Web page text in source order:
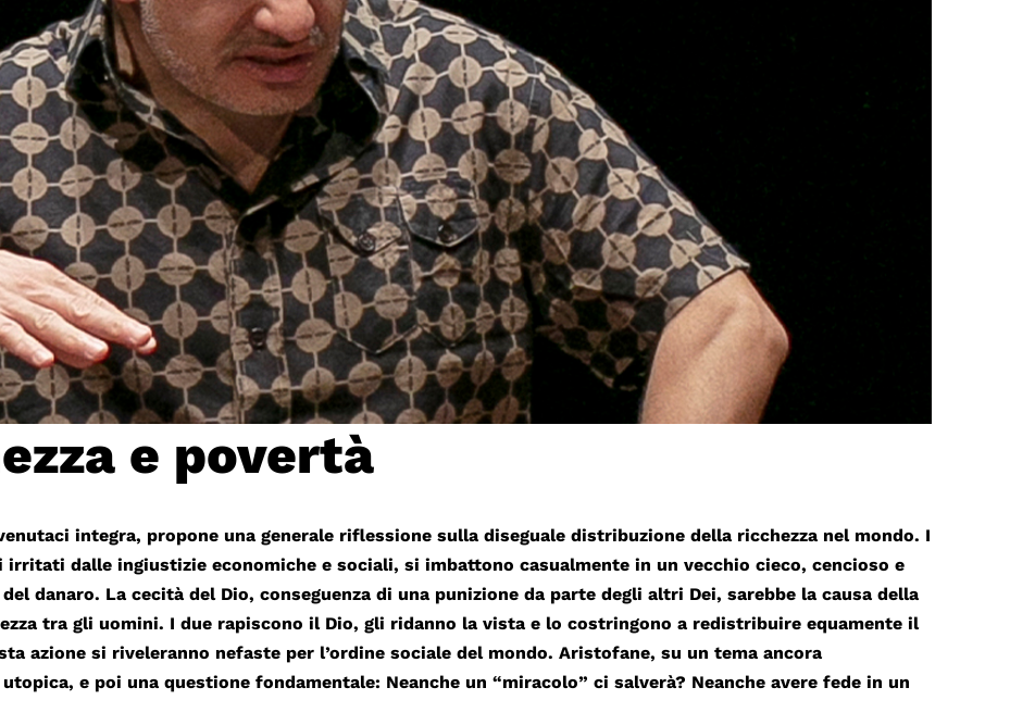
e povertà
integra, propone una generale riflessione sulla diseguale distribuzione della ricchezza nel mondo. I
dalle ingiustizie economiche e sociali, si imbattono casualmente in un vecchio cieco, cencioso e
danaro. La cecità del Dio, conseguenza di una punizione da parte degli altri Dei, sarebbe la causa della
tra gli uomini. I due rapiscono il Dio, gli ridanno la vista e lo costringono a redistribuire equamente il
azione si riveleranno nefaste per l’ordine sociale del mondo. Aristofane, su un tema ancora
e poi una questione fondamentale: Neanche un “miracolo” ci salverà? Neanche avere fede in un